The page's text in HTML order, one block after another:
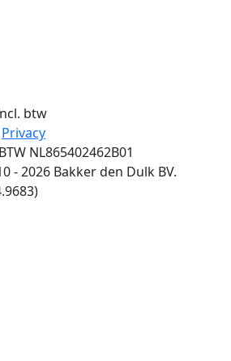
btw
Privacy
NL865402462B01
- 2026 Bakker den Dulk BV.